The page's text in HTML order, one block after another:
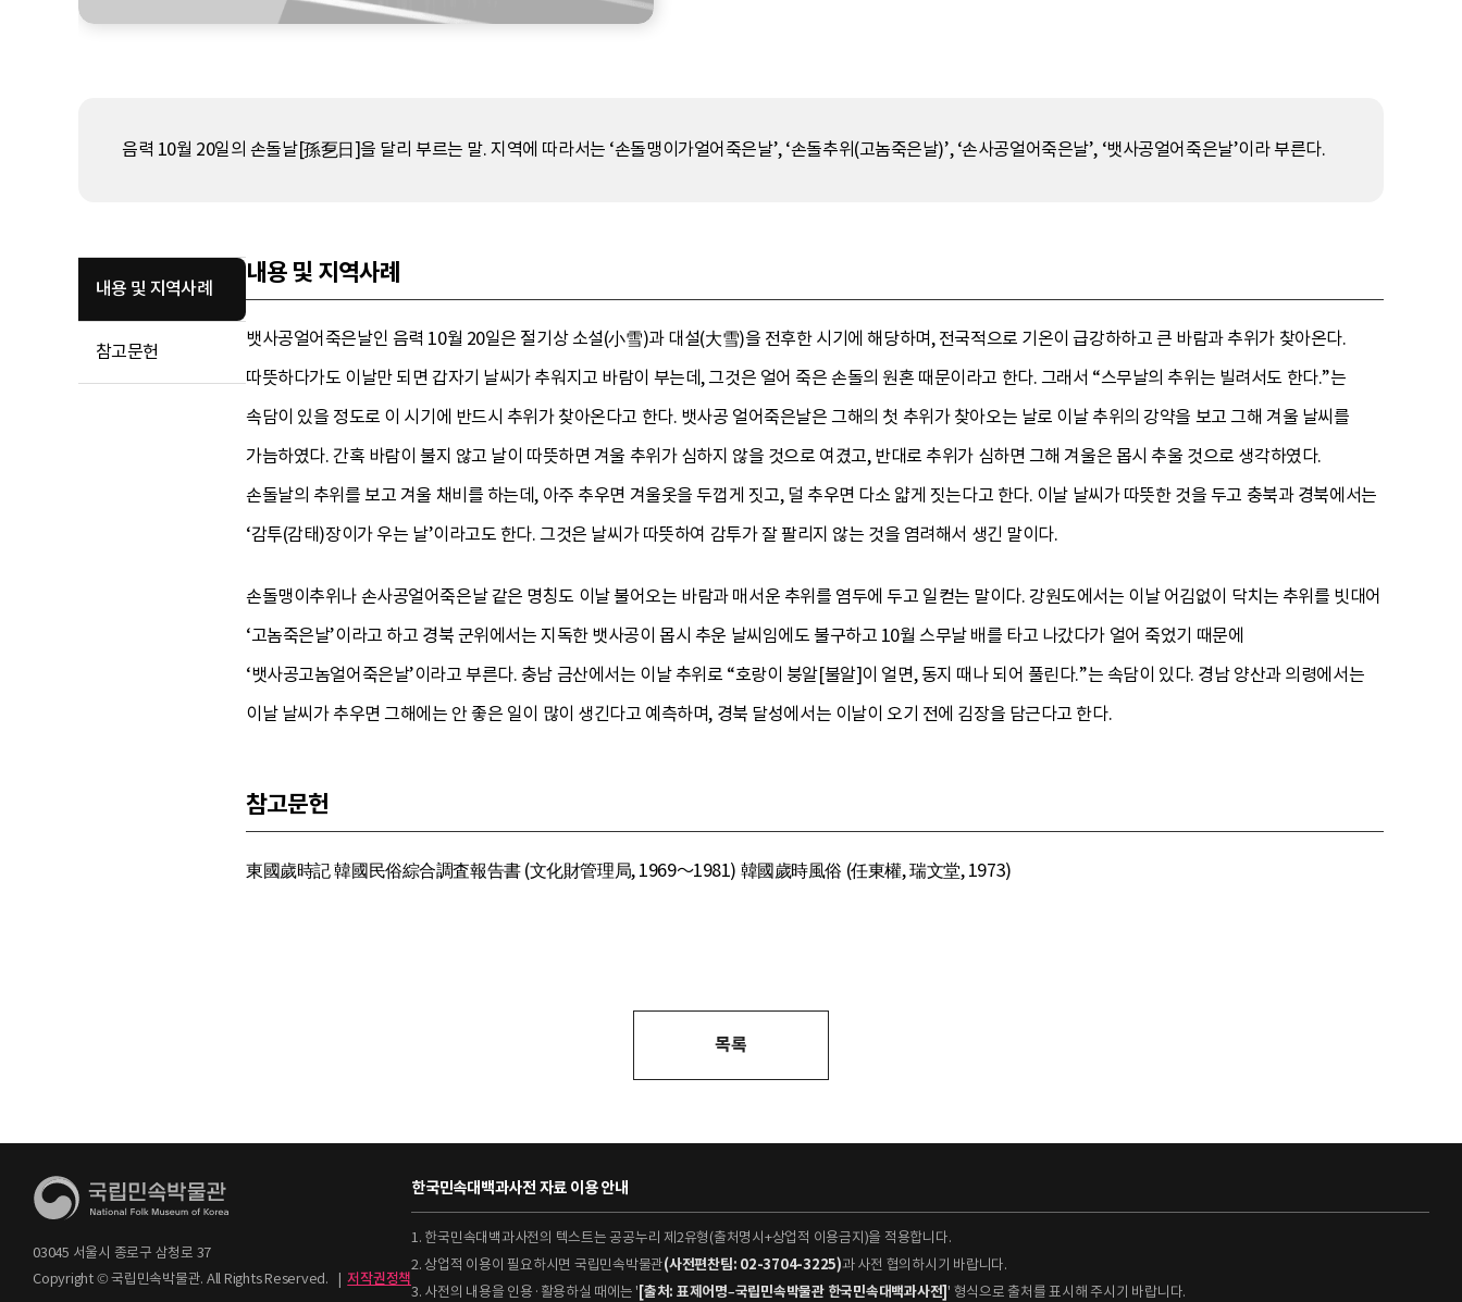
음력 10월 20일의 손돌날[孫乭日]을 달리 부르는 말. 지역에 따라서는 ‘손돌맹이가얼어죽은날’, ‘손돌추위(고놈죽은날)’, ‘손사공얼어죽은날’, ‘뱃사공얼어죽은날’이라 부른다.
내용 및 지역사례
참고문헌
내용 및 지역사례
뱃사공얼어죽은날인 음력 10월 20일은 절기상 소설(小雪)과 대설(大雪)을 전후한 시기에 해당하며, 전국적으로 기온이 급강하하고 큰 바람과 추위가 찾아온다.
따뜻하다가도 이날만 되면 갑자기 날씨가 추워지고 바람이 부는데, 그것은 얼어 죽은 손돌의 원혼 때문이라고 한다. 그래서 “스무날의 추위는 빌려서도 한다.”는
속담이 있을 정도로 이 시기에 반드시 추위가 찾아온다고 한다. 뱃사공 얼어죽은날은 그해의 첫 추위가 찾아오는 날로 이날 추위의 강약을 보고 그해 겨울 날씨를
가늠하였다. 간혹 바람이 불지 않고 날이 따뜻하면 겨울 추위가 심하지 않을 것으로 여겼고, 반대로 추위가 심하면 그해 겨울은 몹시 추울 것으로 생각하였다.
손돌날의 추위를 보고 겨울 채비를 하는데, 아주 추우면 겨울옷을 두껍게 짓고, 덜 추우면 다소 얇게 짓는다고 한다. 이날 날씨가 따뜻한 것을 두고 충북과 경북에서는
‘감투(감태)장이가 우는 날’이라고도 한다. 그것은 날씨가 따뜻하여 감투가 잘 팔리지 않는 것을 염려해서 생긴 말이다.
손돌맹이추위나 손사공얼어죽은날 같은 명칭도 이날 불어오는 바람과 매서운 추위를 염두에 두고 일컫는 말이다. 강원도에서는 이날 어김없이 닥치는 추위를 빗대어
‘고놈죽은날’이라고 하고 경북 군위에서는 지독한 뱃사공이 몹시 추운 날씨임에도 불구하고 10월 스무날 배를 타고 나갔다가 얼어 죽었기 때문에
‘뱃사공고놈얼어죽은날’이라고 부른다. 충남 금산에서는 이날 추위로 “호랑이 붕알[불알]이 얼면, 동지 때나 되어 풀린다.”는 속담이 있다. 경남 양산과 의령에서는
이날 날씨가 추우면 그해에는 안 좋은 일이 많이 생긴다고 예측하며, 경북 달성에서는 이날이 오기 전에 김장을 담근다고 한다.
참고문헌
東國歲時記 韓國民俗綜合調査報告書 (文化財管理局, 1969～1981) 韓國歲時風俗 (任東權, 瑞文堂, 1973)
목록
03045 서울시 종로구 삼청로 37
Copyright © 국립민속박물관. All Rights Reserved.
| 저작권정책
한국민속대백과사전 자료 이용 안내
1. 한국민속대백과사전의 텍스트는 공공누리 제2유형(출처명시+상업적 이용금지)을 적용합니다.
2. 상업적 이용이 필요하시면 국립민속박물관(사전편찬팀: 02-3704-3225)과 사전 협의하시기 바랍니다.
3. 사전의 내용을 인용·활용하실 때에는 ' [출처: 표제어명–국립민속박물관 한국민속대백과사전] ' 형식으로 출처를 표시해 주시기 바랍니다.